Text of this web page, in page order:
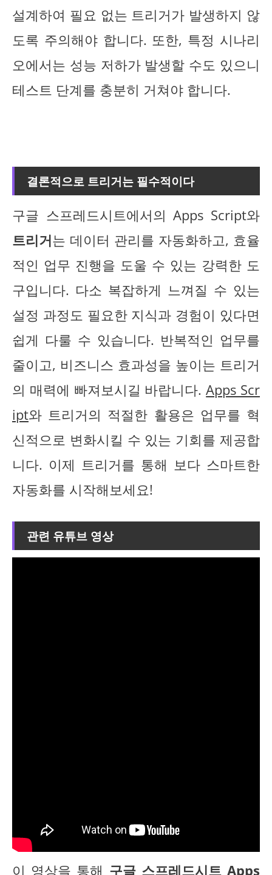
설계하여 필요 없는 트리거가 발생하지 않
도록 주의해야 합니다. 또한, 특정 시나리
오에서는 성능 저하가 발생할 수도 있으니
테스트 단계를 충분히 거쳐야 합니다.
결론적으로 트리거는 필수적이다
구글 스프레드시트에서의 Apps Script와
트리거는 데이터 관리를 자동화하고, 효율
적인 업무 진행을 도울 수 있는 강력한 도
구입니다. 다소 복잡하게 느껴질 수 있는
설정 과정도 필요한 지식과 경험이 있다면
쉽게 다룰 수 있습니다. 반복적인 업무를
줄이고, 비즈니스 효과성을 높이는 트리거
의 매력에 빠져보시길 바랍니다.Apps Scr
ipt와 트리거의 적절한 활용은 업무를 혁
신적으로 변화시킬 수 있는 기회를 제공합
니다. 이제 트리거를 통해 보다 스마트한
자동화를 시작해보세요!
관련 유튜브 영상
이 영상을 통해 구글 스프레드시트 Apps